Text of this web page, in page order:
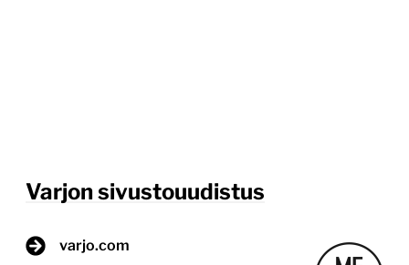
Varjon sivustouudistus
varjo.com